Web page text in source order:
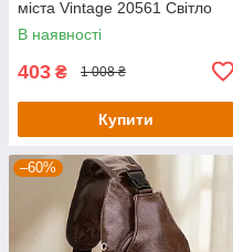
міста Vintage 20561 Світло
Коричнева
В наявності
403 ₴ 1 008 ₴
Купити
–60%